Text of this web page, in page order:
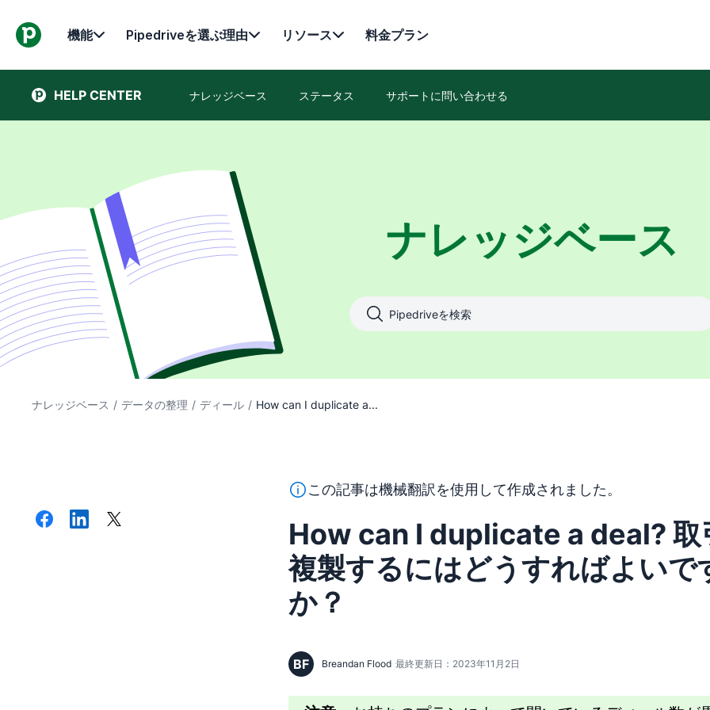
機能 Pipedriveを選ぶ理由 リソース 料金プラン
HELP CENTER ナレッジベース ステータス サポートに問い合わせる
ナレッジベース
ナレッジベース / データの整理 / ディール / How can I duplicate a...
このテキストは機械翻訳ツールを使用して英語から翻訳されており、人
この記事は機械翻訳を使用して作成されました。
How can I duplicate a deal? 取
複製するにはどうすればよいで
か？
BF Breandan Flood 最終更新日：2023年11月2日